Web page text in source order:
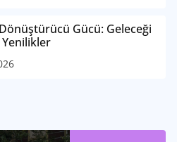
Gücü: Geleceği